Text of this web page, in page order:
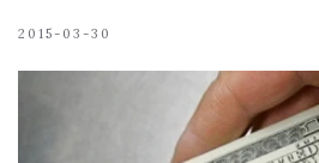
2015-03-30